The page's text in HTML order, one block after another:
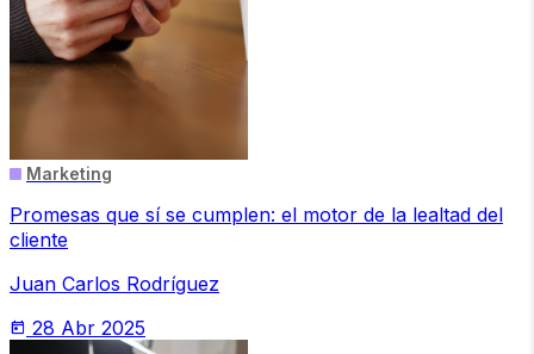
Marketing
Promesas que sí se cumplen: el motor de la lealtad del
cliente
Juan Carlos Rodríguez
today 28 Abr 2025